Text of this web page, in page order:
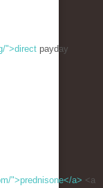
">direct payday
">prednisone</a> <a